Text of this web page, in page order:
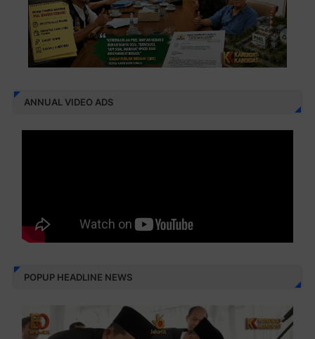
ANNUAL VIDEO ADS
POPUP HEADLINE NEWS